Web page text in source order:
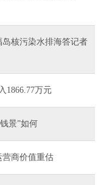
核污染水排海答记者
1866.77万元
景”如何
商价值重估